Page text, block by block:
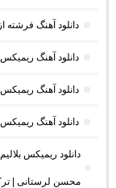
دانلود آهنگ فرشته
دانلود آهنگ ریمیکس لنا 1 از
دانلود آهنگ ریمیکس رادیو تهران 18 از
دانلود آهنگ
دانلود ریمیکس
محسن لرستانی |